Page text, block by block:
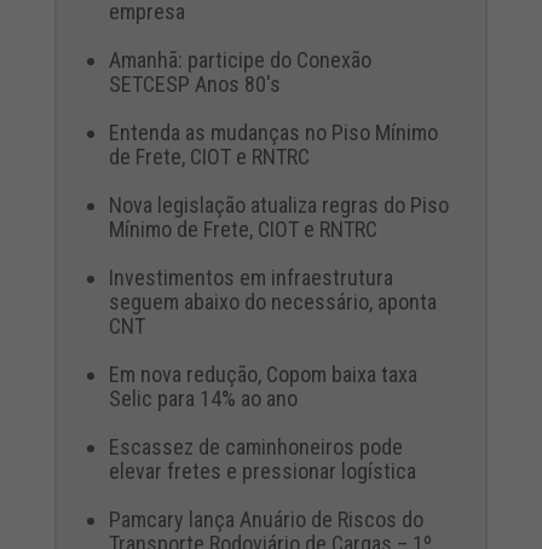
empresa
Amanhã: participe do Conexão
SETCESP Anos 80's
Entenda as mudanças no Piso Mínimo
de Frete, CIOT e RNTRC
Nova legislação atualiza regras do Piso
Mínimo de Frete, CIOT e RNTRC
Investimentos em infraestrutura
seguem abaixo do necessário, aponta
CNT
Em nova redução, Copom baixa taxa
Selic para 14% ao ano
Escassez de caminhoneiros pode
elevar fretes e pressionar logística
Pamcary lança Anuário de Riscos do